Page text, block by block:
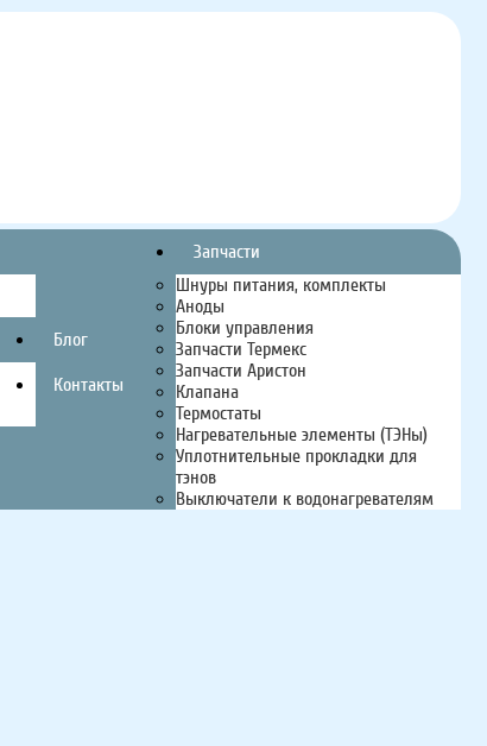
Запчасти
Шнуры питания, комплекты
Аноды
Блоки управления
Запчасти Термекс
Запчасти Аристон
Клапана
Термостаты
Нагревательные элементы (ТЭНы)
Уплотнительные прокладки для
тэнов
Выключатели к водонагревателям
Блог
Контакты